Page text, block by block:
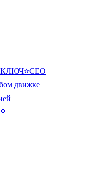
движке